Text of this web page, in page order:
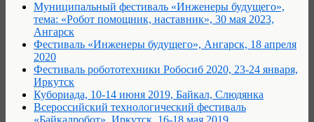
Муниципальный фестиваль «Инженеры будущего»,
тема: «Робот помощник, наставник», 30 мая 2023,
Ангарск
Фестиваль «Инженеры будущего», Ангарск, 18 апреля
2020
Фестиваль робототехники Робосиб 2020, 23-24 января,
Иркутск
Кубориада, 10-14 июня 2019, Байкал, Слюдянка
Всероссийский технологический фестиваль